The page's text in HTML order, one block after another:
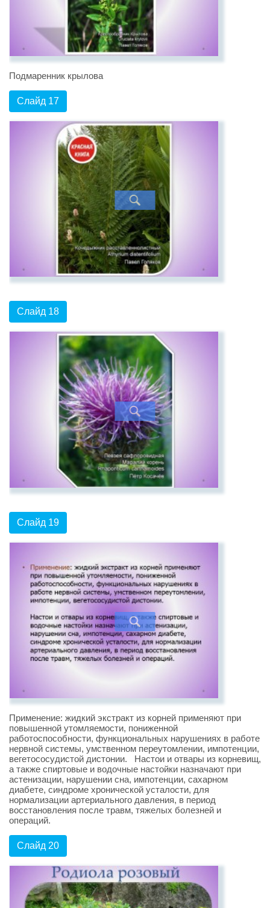
Подмаренник крылова
Слайд 17
Слайд 18
Слайд 19
Применение: жидкий экстракт из корней применяют при
повышенной утомляемости, пониженной
работоспособности, функциональных нарушениях в работе
нервной системы, умственном переутомлении, импотенции,
вегетососудистой дистонии. Настои и отвары из корневищ,
а также спиртовые и водочные настойки назначают при
астенизации, нарушении сна, импотенции, сахарном
диабете, синдроме хронической усталости, для
нормализации артериального давления, в период
восстановления после травм, тяжелых болезней и
операций.
Слайд 20